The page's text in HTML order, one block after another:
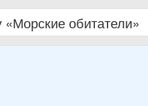
обитатели»